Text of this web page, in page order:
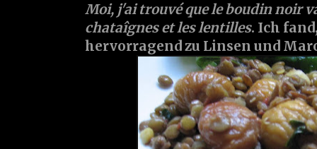
Moi, j'ai trouvé que le boudin noir
chataîgnes et les lentilles. Ich
hervorragend zu Linsen und